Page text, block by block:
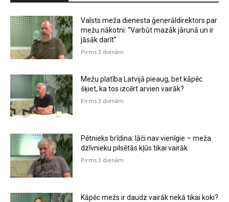
Valsts meža dienesta ģenerāldirektors par
mežu nākotni: “Varbūt mazāk jārunā un ir
jāsāk darīt”
Pirms 3 dienām
Mežu platība Latvijā pieaug, bet kāpēc
šķiet, ka tos izcērt arvien vairāk?
Pirms 3 dienām
Pētnieks brīdina: lāči nav vienīgie – meža
dzīvnieku pilsētās kļūs tikai vairāk
Pirms 3 dienām
Kāpēc mežs ir daudz vairāk nekā tikai koki?